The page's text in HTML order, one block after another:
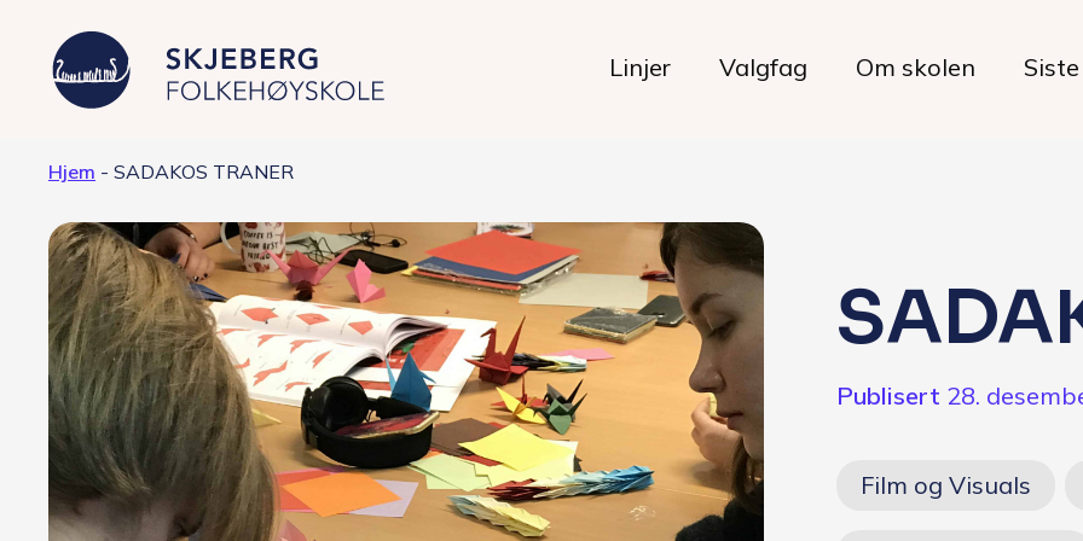
Linjer Valgfag Om skolen
Våre linjer
Filmproduksjon – Japan
Foto – fashion og kunst
Grafisk design – Japansk kultur
Musikkproduksjon – Artist &
Livet på skolen
Hverdagen
Maten hos oss
Her bor du
Hjem - SADAKOS TRANER
Publisert 28.
Film og Visuals